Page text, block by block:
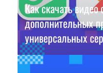
Как скачать видео
дополнительных
универсальных